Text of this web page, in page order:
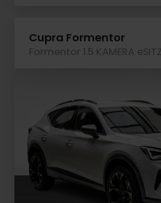
Cupra Formentor